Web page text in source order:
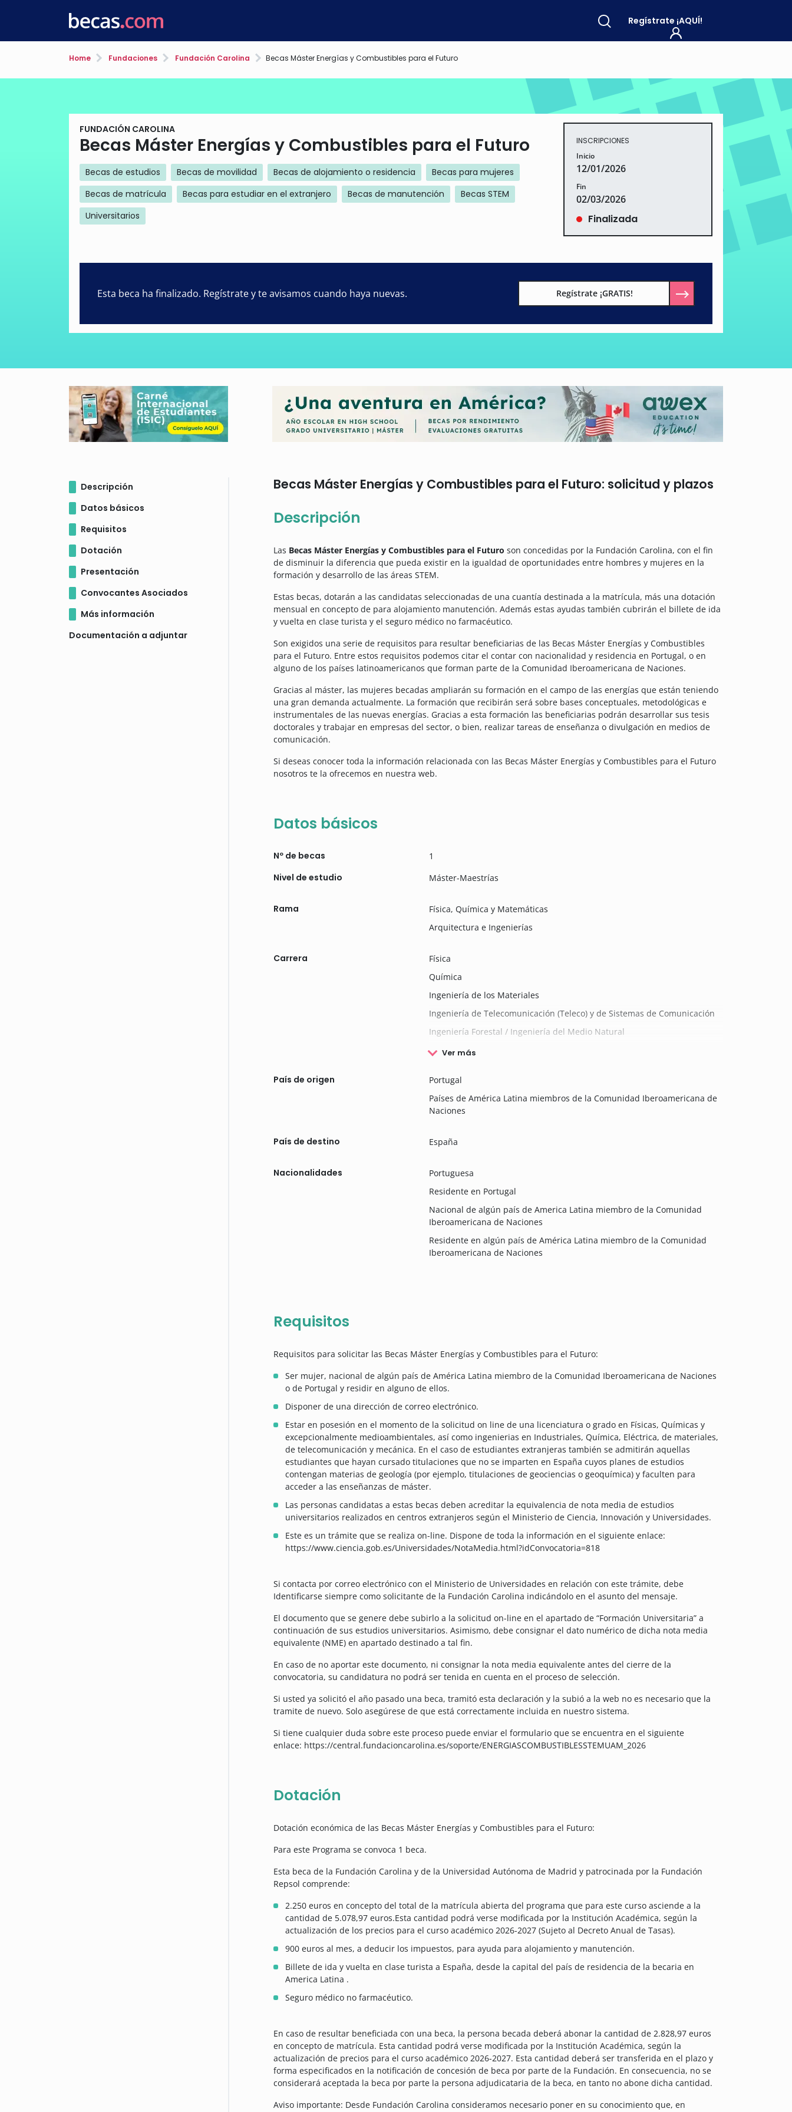
Regístrate ¡AQUÍ!
Home Fundaciones Fundación Carolina Becas Máster Energías y Combustibles para el Futuro
FUNDACIÓN CAROLINA
Becas Máster Energías y Combustibles para el Futuro
Becas de estudios Becas de movilidad Becas de alojamiento o residencia
Becas para mujeres
Becas de matrícula
Becas para estudiar en el extranjero Becas de manutención
Becas STEM
Universitarios
INSCRIPCIONES
Inicio
12/01/2026
Fin
02/03/2026
Finalizada
Esta beca ha finalizado. Regístrate y te avisamos cuando haya nuevas. Regístrate ¡GRATIS!
Descripción
Datos básicos
Requisitos
Dotación
Presentación
Convocantes Asociados
Más información
Documentación a adjuntar
Becas Máster Energías y Combustibles para el Futuro: solicitud y plazos
Descripción
Las Becas Máster Energías y Combustibles para el Futuro son concedidas por la Fundación Carolina, con el fin
de disminuir la diferencia que pueda existir en la igualdad de oportunidades entre hombres y mujeres en la
formación y desarrollo de las áreas STEM.
Estas becas, dotarán a las candidatas seleccionadas de una cuantía destinada a la matrícula, más una dotación
mensual en concepto de para alojamiento manutención. Además estas ayudas también cubrirán el billete de ida
y vuelta en clase turista y el seguro médico no farmacéutico.
Son exigidos una serie de requisitos para resultar beneficiarias de las Becas Máster Energías y Combustibles
para el Futuro. Entre estos requisitos podemos citar el contar con nacionalidad y residencia en Portugal, o en
alguno de los países latinoamericanos que forman parte de la Comunidad Iberoamericana de Naciones.
Gracias al máster, las mujeres becadas ampliarán su formación en el campo de las energías que están teniendo
una gran demanda actualmente. La formación que recibirán será sobre bases conceptuales, metodológicas e
instrumentales de las nuevas energías. Gracias a esta formación las beneficiarias podrán desarrollar sus tesis
doctorales y trabajar en empresas del sector, o bien, realizar tareas de enseñanza o divulgación en medios de
comunicación.
Si deseas conocer toda la información relacionada con las Becas Máster Energías y Combustibles para el Futuro
nosotros te la ofrecemos en nuestra web.
Datos básicos
Nº de becas 1
Nivel de estudio Máster-Maestrías
Rama
Física, Química y Matemáticas
Arquitectura e Ingenierías
Carrera
Física
Química
Ingeniería de los Materiales
Ingeniería de Telecomunicación (Teleco) y de Sistemas de Comunicación
Ingeniería Forestal / Ingeniería del Medio Natural
Ver más
País de origen
Portugal
Países de América Latina miembros de la Comunidad Iberoamericana de
Naciones
País de destino España
Nacionalidades
Portuguesa
Residente en Portugal
Nacional de algún país de America Latina miembro de la Comunidad
Iberoamericana de Naciones
Residente en algún país de América Latina miembro de la Comunidad
Iberoamericana de Naciones
Requisitos
Requisitos para solicitar las Becas Máster Energías y Combustibles para el Futuro:
Ser mujer, nacional de algún país de América Latina miembro de la Comunidad Iberoamericana de Naciones
o de Portugal y residir en alguno de ellos.
Disponer de una dirección de correo electrónico.
Estar en posesión en el momento de la solicitud on line de una licenciatura o grado en Físicas, Químicas y
excepcionalmente medioambientales, así como ingenierias en Industriales, Química, Eléctrica, de materiales,
de telecomunicación y mecánica. En el caso de estudiantes extranjeras también se admitirán aquellas
estudiantes que hayan cursado titulaciones que no se imparten en España cuyos planes de estudios
contengan materias de geología (por ejemplo, titulaciones de geociencias o geoquímica) y faculten para
acceder a las enseñanzas de máster.
Las personas candidatas a estas becas deben acreditar la equivalencia de nota media de estudios
universitarios realizados en centros extranjeros según el Ministerio de Ciencia, Innovación y Universidades.
Este es un trámite que se realiza on-line. Dispone de toda la información en el siguiente enlace:
https://www.ciencia.gob.es/Universidades/NotaMedia.html?idConvocatoria=818
Si contacta por correo electrónico con el Ministerio de Universidades en relación con este trámite, debe
Identificarse siempre como solicitante de la Fundación Carolina indicándolo en el asunto del mensaje.
El documento que se genere debe subirlo a la solicitud on-line en el apartado de “Formación Universitaria” a
continuación de sus estudios universitarios. Asimismo, debe consignar el dato numérico de dicha nota media
equivalente (NME) en apartado destinado a tal fin.
En caso de no aportar este documento, ni consignar la nota media equivalente antes del cierre de la
convocatoria, su candidatura no podrá ser tenida en cuenta en el proceso de selección.
Si usted ya solicitó el año pasado una beca, tramitó esta declaración y la subió a la web no es necesario que la
tramite de nuevo. Solo asegúrese de que está correctamente incluida en nuestro sistema.
Si tiene cualquier duda sobre este proceso puede enviar el formulario que se encuentra en el siguiente
enlace: https://central.fundacioncarolina.es/soporte/ENERGIASCOMBUSTIBLESSTEMUAM_2026
Dotación
Dotación económica de las Becas Máster Energías y Combustibles para el Futuro:
Para este Programa se convoca 1 beca.
Esta beca de la Fundación Carolina y de la Universidad Autónoma de Madrid y patrocinada por la Fundación
Repsol comprende:
2.250 euros en concepto del total de la matrícula abierta del programa que para este curso asciende a la
cantidad de 5.078,97 euros.Esta cantidad podrá verse modificada por la Institución Académica, según la
actualización de los precios para el curso académico 2026-2027 (Sujeto al Decreto Anual de Tasas).
900 euros al mes, a deducir los impuestos, para ayuda para alojamiento y manutención.
Billete de ida y vuelta en clase turista a España, desde la capital del país de residencia de la becaria en
America Latina .
Seguro médico no farmacéutico.
En caso de resultar beneficiada con una beca, la persona becada deberá abonar la cantidad de 2.828,97 euros
en concepto de matrícula. Esta cantidad podrá verse modificada por la Institución Académica, según la
actualización de precios para el curso académico 2026-2027. Esta cantidad deberá ser transferida en el plazo y
forma especificados en la notificación de concesión de beca por parte de la Fundación. En consecuencia, no se
considerará aceptada la beca por parte la persona adjudicataria de la beca, en tanto no abone dicha cantidad.
Aviso importante: Desde Fundación Carolina consideramos necesario poner en su conocimiento que, en